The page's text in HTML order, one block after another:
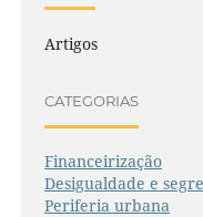
Artigos
CATEGORIAS
Financeirização
Desigualdade e
Periferia urbana